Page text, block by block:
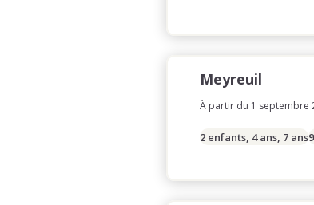
Meyreuil
À partir du 1 septembre
2 enfants, 4 ans, 7 ans